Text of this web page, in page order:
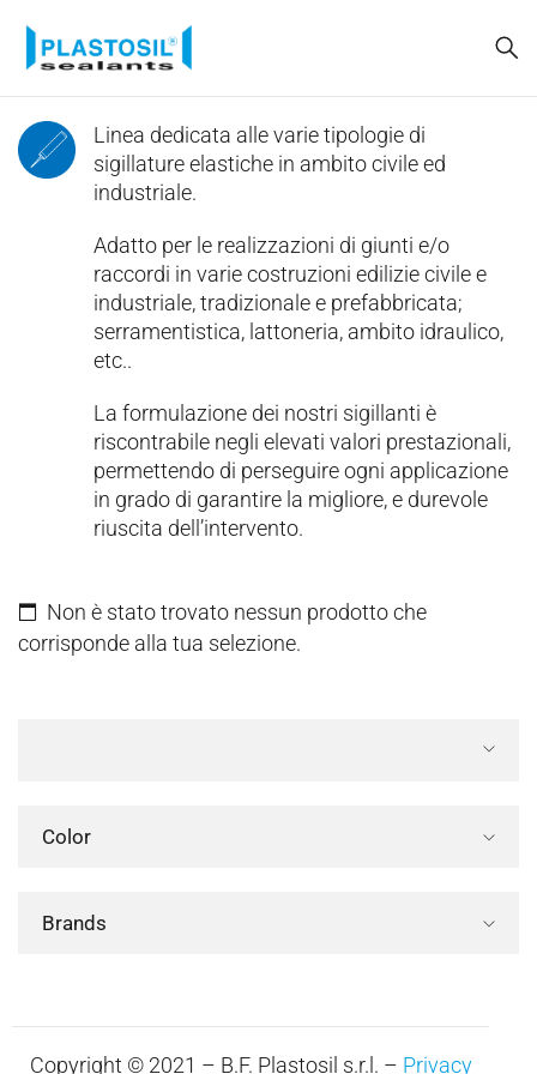
Linea dedicata alle varie tipologie di
sigillature elastiche in ambito civile ed
industriale.
Adatto per le realizzazioni di giunti e/o
raccordi in varie costruzioni edilizie civile e
industriale, tradizionale e prefabbricata;
serramentistica, lattoneria, ambito idraulico,
etc..
La formulazione dei nostri sigillanti è
riscontrabile negli elevati valori prestazionali,
permettendo di perseguire ogni applicazione
in grado di garantire la migliore, e durevole
riuscita dell’intervento.
Non è stato trovato nessun prodotto che
corrisponde alla tua selezione.
Color
Brands
Copyright © 2021 – B.F. Plastosil s.r.l. – Privacy